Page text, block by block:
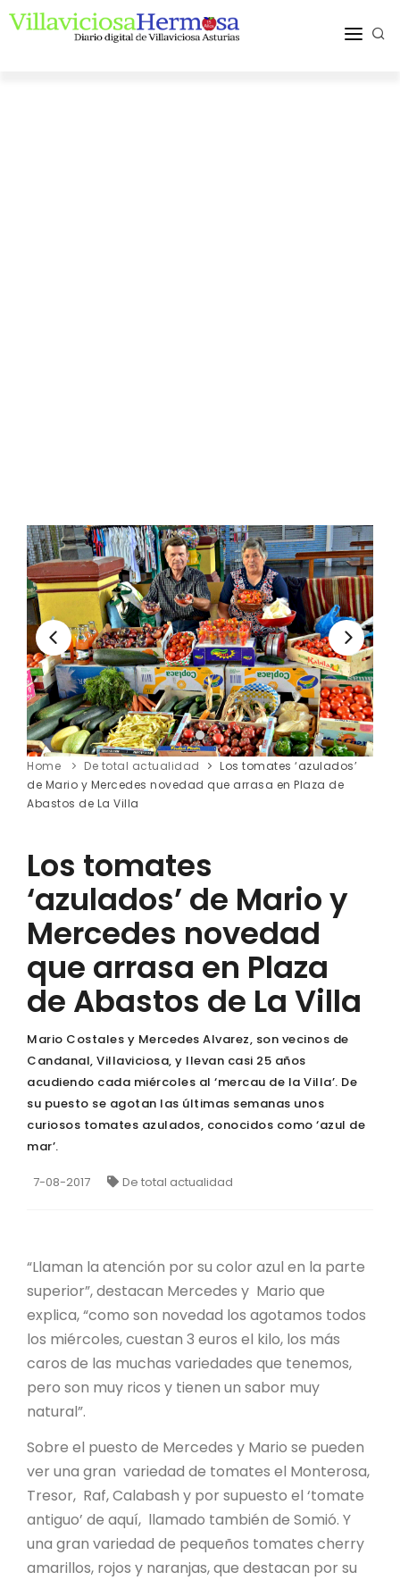
Home De total actualidad
Los tomates ‘azulados’
de Mario y Mercedes novedad que arrasa en Plaza de
Abastos de La Villa
Los tomates
‘azulados’ de Mario y
Mercedes novedad
que arrasa en Plaza
de Abastos de La Villa
Mario Costales y Mercedes Alvarez, son vecinos de
Candanal, Villaviciosa, y llevan casi 25 años
acudiendo cada miércoles al ‘mercau de la Villa’. De
su puesto se agotan las últimas semanas unos
curiosos tomates azulados, conocidos como ‘azul de
mar’.
7-08-2017 De total actualidad
“Llaman la atención por su color azul en la parte
superior”, destacan Mercedes y Mario que
explica, “como son novedad los agotamos todos
los miércoles, cuestan 3 euros el kilo, los más
caros de las muchas variedades que tenemos,
pero son muy ricos y tienen un sabor muy
natural”.
Sobre el puesto de Mercedes y Mario se pueden
ver una gran variedad de tomates el Monterosa,
Tresor, Raf, Calabash y por supuesto el ‘tomate
antiguo’ de aquí, llamado también de Somió. Y
una gran variedad de pequeños tomates cherry
amarillos, rojos y naranjas, que destacan por su